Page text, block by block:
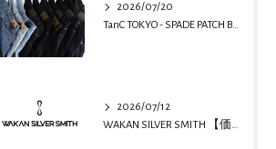
2026/07/20
TanC TOKYO - SPADE PATCH BUGGY REMAKE DENIM
2026/07/12
WAKAN SILVER SMITH 【価格改定のお知らせ】